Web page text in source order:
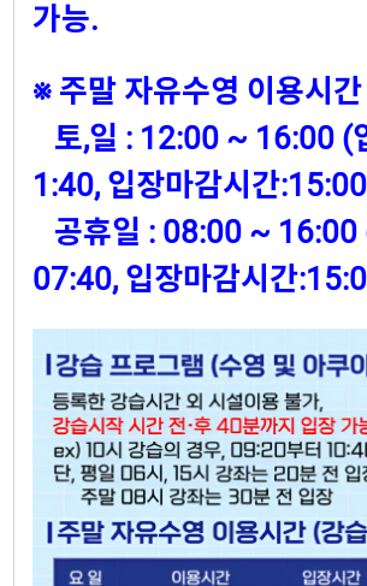
가능.
※ 주말 자유수영 이용시간
토,일 : 12:00 ~ 16:00 (
1:40, 입장마감시간
공휴일 : 08:00 ~ 16:00
07:40, 입장마감시간